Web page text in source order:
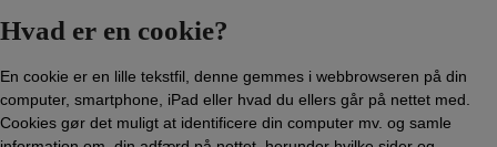
Hvad er en cookie?
En cookie er en lille tekstfil, denne gemmes i webbrowseren på din
computer, smartphone, iPad eller hvad du ellers går på nettet med.
Cookies gør det muligt at identificere din computer mv. og samle